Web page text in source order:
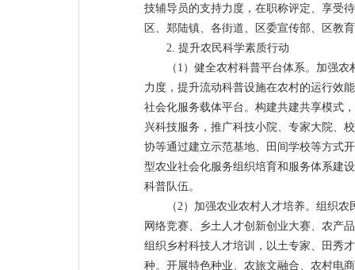
技辅导员的支持力度，在职称评定、享受
区、郑陆镇、各街道、区委宣传部、区教
2. 提升农民科学素质行动
（1）健全农村科普平台体系。加强
力度，提升流动科普设施在农村的运行效
社会化服务载体平台。构建共建共享模式
兴科技服务，推广科技小院、专家大院、
协等通过建立示范基地、田间学校等方式
型农业社会化服务组织培育和服务体系建
科普队伍。
（2）加强农业农村人才培养。组织
网络竞赛、乡土人才创新创业大赛、农产
组织乡村科技人才培训，以土专家、田秀
种。开展特色种业、农旅文融合、农村电